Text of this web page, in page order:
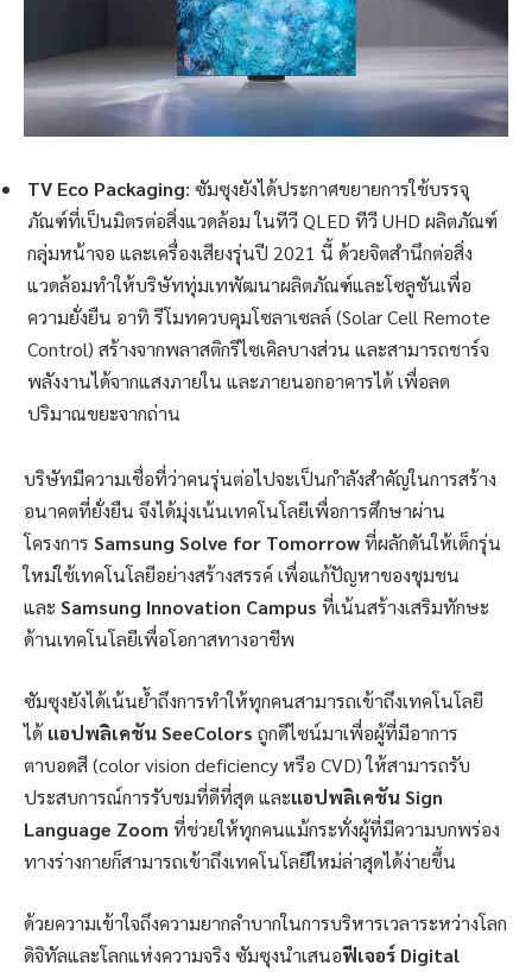
TV Eco Packaging: ซัมซุงยังได้ประกาศขยายการใช้บรรจุ
ภัณฑ์ที่เป็นมิตรต่อสิ่งแวดล้อม ในทีวี QLED ทีวี UHD ผลิตภัณฑ์
กลุ่มหน้าจอ และเครื่องเสียงรุ่นปี 2021 นี้ ด้วยจิตสำนึกต่อสิ่ง
แวดล้อมทำให้บริษัททุ่มเทพัฒนาผลิตภัณฑ์และโซลูชันเพื่อ
ความยั่งยืน อาทิ รีโมทควบคุมโซลาเซลล์ (Solar Cell Remote
Control) สร้างจากพลาสติกรีไซเคิลบางส่วน และสามารถชาร์จ
พลังงานได้จากแสงภายใน และภายนอกอาคารได้ เพื่อลด
ปริมาณขยะจากถ่าน
บริษัทมีความเชื่อที่ว่าคนรุ่นต่อไปจะเป็นกำลังสำคัญในการสร้าง
อนาคตที่ยั่งยืน จึงได้มุ่งเน้นเทคโนโลยีเพื่อการศึกษาผ่าน
โครงการ Samsung Solve for Tomorrowที่ผลักดันให้เด็กรุ่น
ใหม่ใช้เทคโนโลยีอย่างสร้างสรรค์ เพื่อแก้ปัญหาของชุมชน
และ Samsung Innovation Campus ที่เน้นสร้างเสริมทักษะ
ด้านเทคโนโลยีเพื่อโอกาสทางอาชีพ
ซัมซุงยังได้เน้นย้ำถึงการทำให้ทุกคนสามารถเข้าถึงเทคโนโลยี
ได้ แอปพลิเคชันSeeColors ถูกดีไซน์มาเพื่อผู้ที่มีอาการ
ตาบอดสี (color vision deficiency หรือ CVD) ให้สามารถรับ
ประสบการณ์การรับชมที่ดีที่สุด และแอปพลิเคชันSign
Language Zoom ที่ช่วยให้ทุกคนแม้กระทั่งผู้ที่มีความบกพร่อง
ทางร่างกายก็สามารถเข้าถึงเทคโนโลยีใหม่ล่าสุดได้ง่ายขึ้น
ด้วยความเข้าใจถึงความยากลำบากในการบริหารเวลาระหว่างโลก
ดิจิทัลและโลกแห่งความจริง ซัมซุงนำเสนอฟีเจอร์ Digital